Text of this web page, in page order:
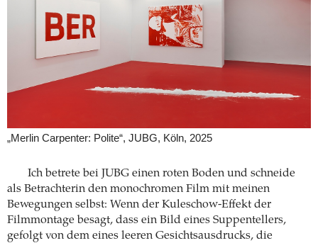
„Merlin Carpenter: Polite“, JUBG, Köln, 2025
Ich betrete bei JUBG einen roten Boden und schneide
als Betrachterin den monochromen Film mit meinen
Bewegungen selbst: Wenn der Kuleschow-Effekt der
Filmmontage besagt, dass ein Bild eines Suppentellers,
gefolgt von dem eines leeren Gesichtsausdrucks, die